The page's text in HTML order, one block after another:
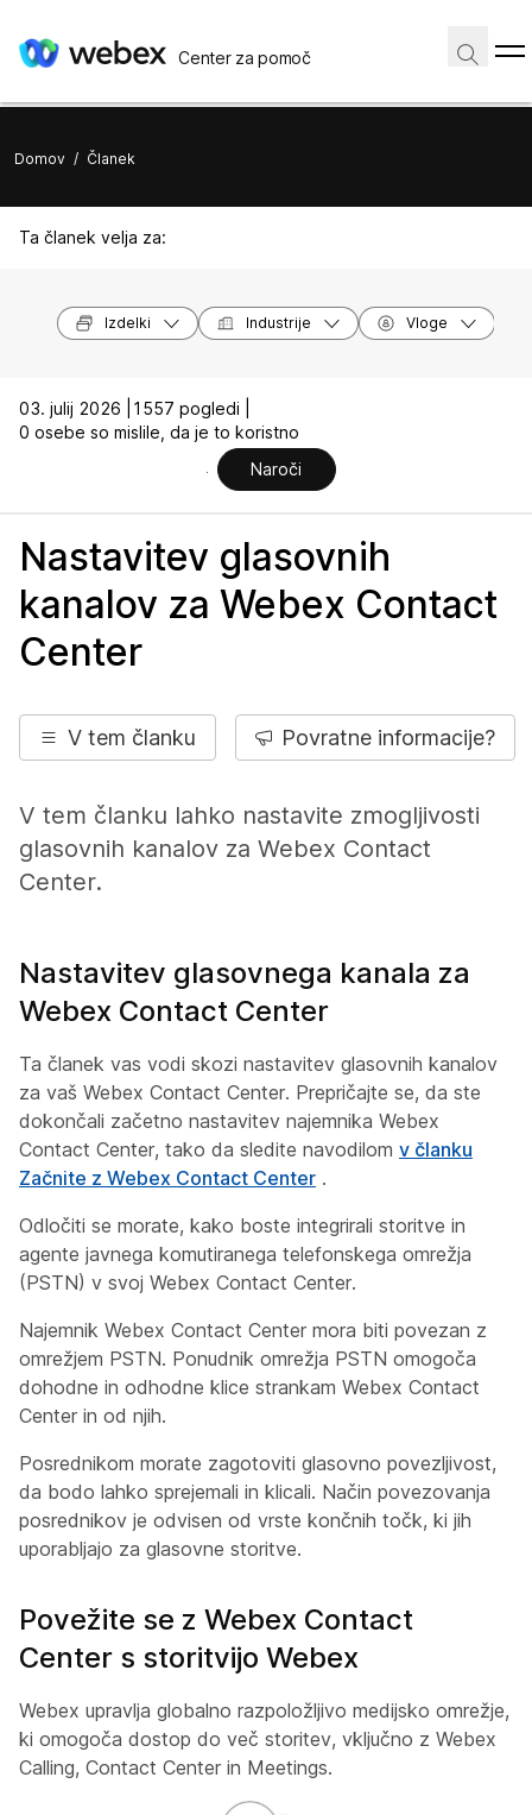
Center za pomoč
Domov / Članek
Ta članek velja za:
Izdelki Industrije Vloge
03. julij 2026 |
1557 pogledi |
0 osebe so mislile, da je to koristno
Naroči
Nastavitev glasovnih
kanalov za Webex Contact
Center
V tem članku Povratne informacije?
V tem članku lahko nastavite zmogljivosti
glasovnih kanalov za Webex Contact
Center.
Nastavitev glasovnega kanala za
Webex Contact Center
Ta članek vas vodi skozi nastavitev glasovnih kanalov
za vaš Webex Contact Center. Prepričajte se, da ste
dokončali začetno nastavitev najemnika Webex
Contact Center, tako da sledite navodilom v članku
Začnite z Webex Contact Center .
Odločiti se morate, kako boste integrirali storitve in
agente javnega komutiranega telefonskega omrežja
(PSTN) v svoj Webex Contact Center.
Najemnik Webex Contact Center mora biti povezan z
omrežjem PSTN. Ponudnik omrežja PSTN omogoča
dohodne in odhodne klice strankam Webex Contact
Center in od njih.
Posrednikom morate zagotoviti glasovno povezljivost,
da bodo lahko sprejemali in klicali. Način povezovanja
posrednikov je odvisen od vrste končnih točk, ki jih
uporabljajo za glasovne storitve.
Povežite se z Webex Contact
Center s storitvijo Webex
Webex upravlja globalno razpoložljivo medijsko omrežje,
ki omogoča dostop do več storitev, vključno z Webex
Calling, Contact Center in Meetings.